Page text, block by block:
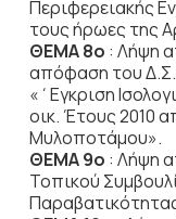
Περιφερειακής
τους ήρωες της
ΘΕΜΑ 8ο : Λήψη
απόφαση του
«΄Εγκριση
οικ. Έτους 2010
Μυλοποτάμου».
ΘΕΜΑ 9o : Λήψη
Τοπικού